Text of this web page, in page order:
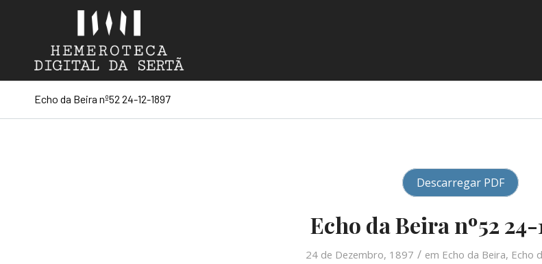
Echo da Beira nº52 24-12-1897
Descarregar PDF
Echo da Beira nº52 24-
24 de Dezembro, 1897 / em Echo da Beira, Echo